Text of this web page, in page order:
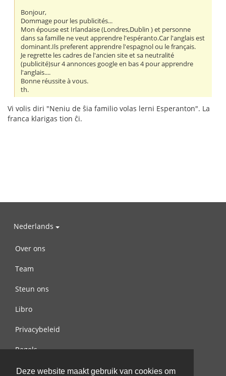
Deze website maakt gebruik van cookies om
Bonjour,
Dommage pour les publicités...
Mon épouse est Irlandaise (Londres,Dublin ) et personne
dans sa famille ne veut apprendre l'espéranto.Car l'anglais est
dominant.Ils preferent apprendre l'espagnol ou le français.
Je regrette les cadres de l'ancien site et sa neutralité
(publicité)sur 4 annonces google en bas 4 pour apprendre
l'anglais....
Bonne réussite à vous.
th.
Vi volis diri "Neniu de ŝia familio volas lerni Esperanton". La
franca klarigas tion ĉi.
Nederlands
Over ons
Team
Steun ons
Libro
Privacybeleid
Regels
Contact met ons opnemen